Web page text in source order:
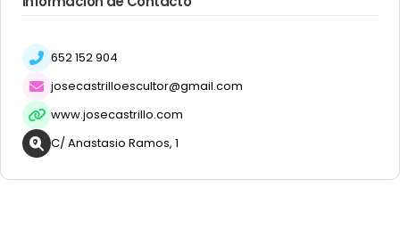
652 152 904
josecastrilloescultor@gmail.com
www.josecastrillo.com
C/ Anastasio Ramos, 1